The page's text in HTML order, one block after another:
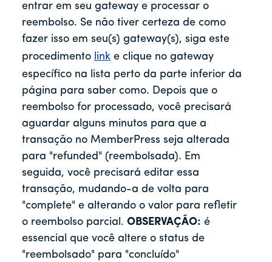
entrar em seu gateway e processar o
reembolso. Se não tiver certeza de como
fazer isso em seu(s) gateway(s), siga este
procedimento link e clique no gateway
específico na lista perto da parte inferior da
página para saber como. Depois que o
reembolso for processado, você precisará
aguardar alguns minutos para que a
transação no MemberPress seja alterada
para "refunded" (reembolsada). Em
seguida, você precisará editar essa
transação, mudando-a de volta para
"complete" e alterando o valor para refletir
o reembolso parcial. OBSERVAÇÃO: é
essencial que você altere o status de
"reembolsado" para "concluído"